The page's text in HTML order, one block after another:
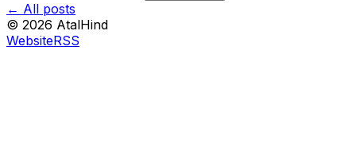
← All posts
© 2026 AtalHind
WebsiteRSS